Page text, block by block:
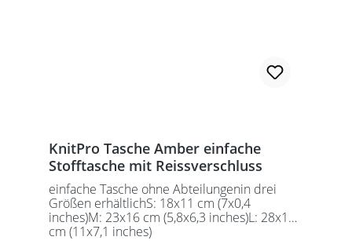
KnitPro Tasche Amber einfache
Stofftasche mit Reissverschluss
einfache Tasche ohne Abteilungenin drei
Größen erhältlichS: 18x11 cm (7x0,4
inches)M: 23x16 cm (5,8x6,3 inches)L: 28x18
cm (11x7,1 inches)